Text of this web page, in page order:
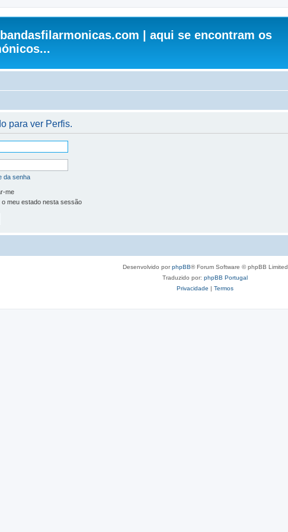
| aqui se encontram os
para ver Perfis.
da senha
me
o meu estado nesta sessão
Desenvolvido porphpBB® Forum Software © phpBB Limited
Traduzido por: phpBB Portugal
Privacidade | Termos